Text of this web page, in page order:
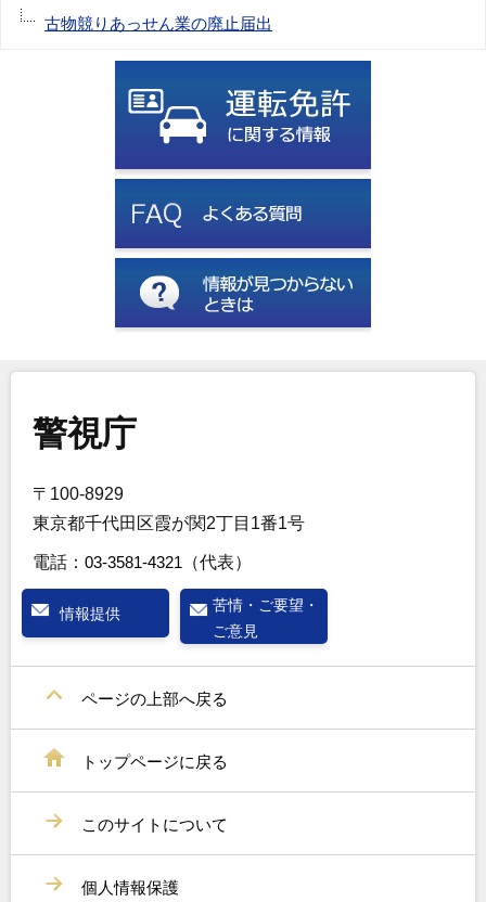
古物競りあっせん業の廃止届出
警視庁
〒100-8929
東京都千代田区霞が関2丁目1番1号
電話： 03-3581-4321 （代表）
情報提供
苦情・ご要望・
ご意見
ページの上部へ戻る
トップページに戻る
このサイトについて
個人情報保護